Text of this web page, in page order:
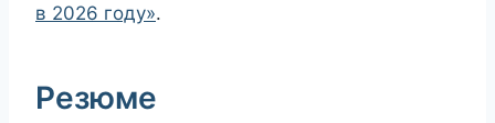
в 2026 году».
Резюме